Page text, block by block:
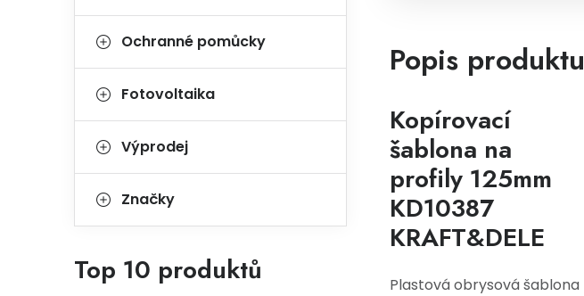
Ochranné pomůcky
Fotovoltaika
Výprodej
Značky
Top 10 produktů
Popis produktu
Kopírovací
šablona na
profily 125mm
KD10387
KRAFT&DELE
Plastová obrysová šablona